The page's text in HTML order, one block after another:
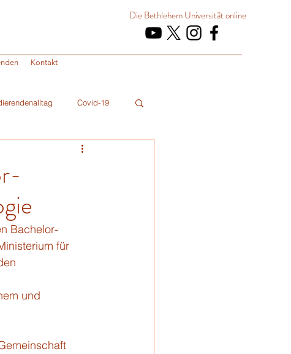
Die Bethlehem Universitätonline
Kontakt
Covid-19
Bachelor-
für
und